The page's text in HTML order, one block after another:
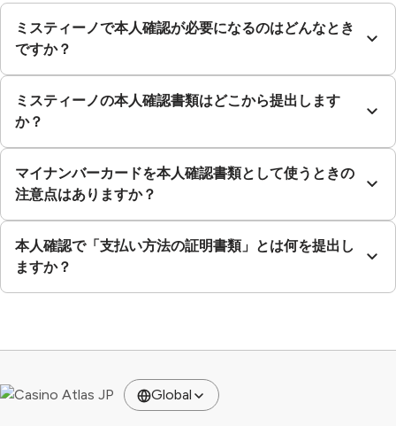
ミスティーノで本人確認が必要になるのはどんなとき
ですか？
ミスティーノの本人確認書類はどこから提出します
か？
マイナンバーカードを本人確認書類として使うときの
注意点はありますか？
本人確認で「支払い方法の証明書類」とは何を提出し
ますか？
Global